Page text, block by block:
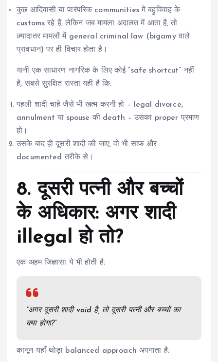
कुछ आदिवासी या पारंपरिक communities में बहुविवाह के
customs रहे हैं, लेकिन जब मामला अदालत में आता है, तो
ज़्यादातर मामलों में general criminal law (bigamy वाले
प्रावधान) पर ही विचार होता है।
यानी एक साधारण नागरिक के लिए कोई “safe shortcut” नहीं
है; सबसे सुरक्षित रास्ता यही है कि:
पहली शादी चाहे जैसे भी खत्म करनी हो – legal divorce,
annulment या spouse की death – उसका proper प्रमाण
हो।
उसके बाद ही दूसरी शादी की जाए, वो भी साफ और
documented तरीके से।
8. दूसरी पत्नी और बच्चों
के अधिकार: अगर शादी
illegal हो तो?
एक अहम जिज्ञासा ये भी होती है:
“अगर दूसरी शादी void है, तो दूसरी पत्नी और बच्चों का
क्या होगा?”
कानून यहाँ थोड़ा balanced approach अपनाता है: